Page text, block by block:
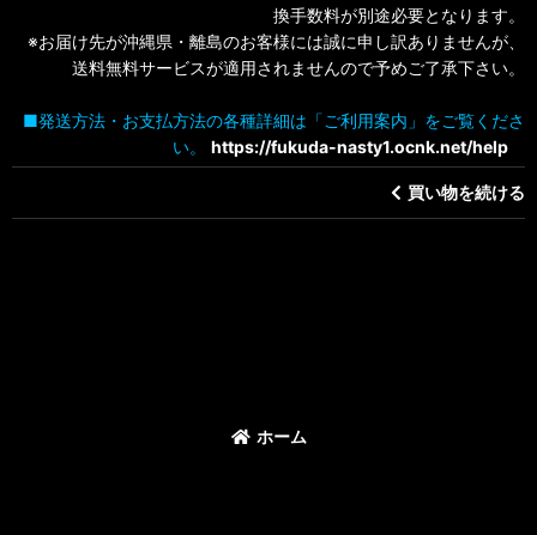
換手数料が別途必要となります。
※お届け先が沖縄県・離島のお客様には誠に申し訳ありませんが、
送料無料サービスが適用されませんので予めご了承下さい。
■発送方法・お支払方法の各種詳細は「ご利用案内」をご覧くださ
い。
https://fukuda-nasty1.ocnk.net/help
買い物を続ける
ホーム